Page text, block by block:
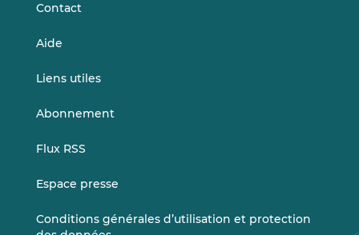
Contact
Aide
Liens utiles
Abonnement
Flux RSS
Espace presse
Conditions générales d’utilisation et protection